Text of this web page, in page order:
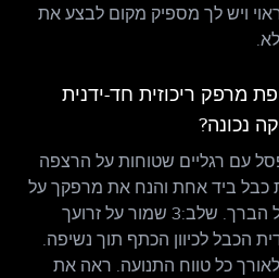
ויש לך מספיק מקום לבצע את
מרפק ריכוזית חד-ידנית
נכונה?
שב על ספסל עם רגליים שטוחות על הרצפה
החזק ידית כבל ביד אחת והנח את מרפקך על
הפנים של ירכך, ממש מעל הברך. שלב:3 שמור על זרועך
הכבל לכיוון הכתף תוך נשיפה.
כל טווח התנועה. ראה את